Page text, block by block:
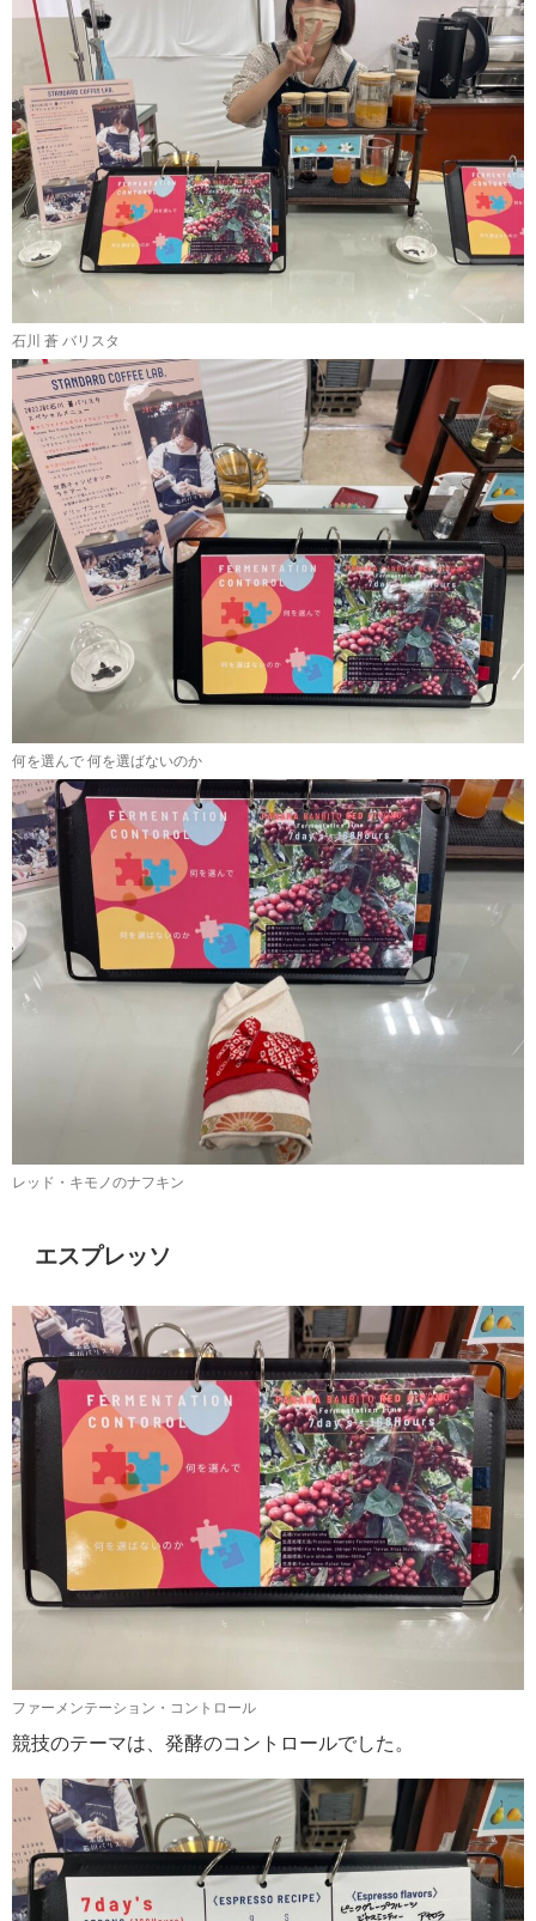
石川 蒼 バリスタ
何を選んで 何を選ばないのか
レッド・キモノのナフキン
エスプレッソ
ファーメンテーション・コントロール
競技のテーマは、発酵のコントロールでした。